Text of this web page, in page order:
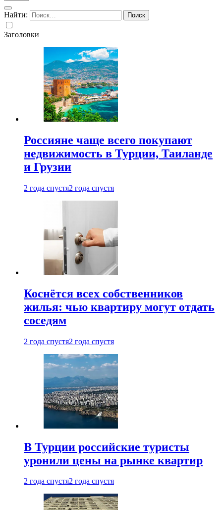
Найти:
Заголовки
Россияне чаще всего покупают
недвижимость в Турции, Таиланде
и Грузии
2 года спустя2 года спустя
Коснётся всех собственников
жилья: чью квартиру могут отдать
соседям
2 года спустя2 года спустя
В Турции российские туристы
уронили цены на рынке квартир
2 года спустя2 года спустя